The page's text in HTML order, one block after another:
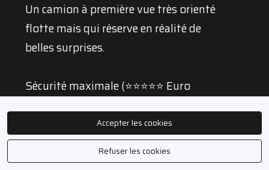
Un camion à première vue très orienté
flotte mais qui réserve en réalité de
belles surprises.
Sécurité maximale (⭐️⭐️⭐️⭐️⭐️ Euro
moteur D13 460 ch Turbo Compound,
gestion prédictive du relief, système I-
Roll et surtout la technologie Stop &
Accepter les cookies
Refuser les cookies